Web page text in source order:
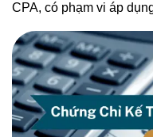
CPA, có phạm vi áp